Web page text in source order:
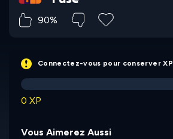
90%
Connectez-vous pour conserver XP
0 XP
Vous Aimerez Aussi